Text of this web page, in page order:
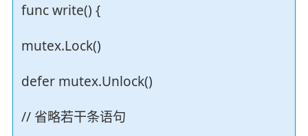
func write() {
mutex.Lock()
defer mutex.Unlock()
// 省略若干条语句